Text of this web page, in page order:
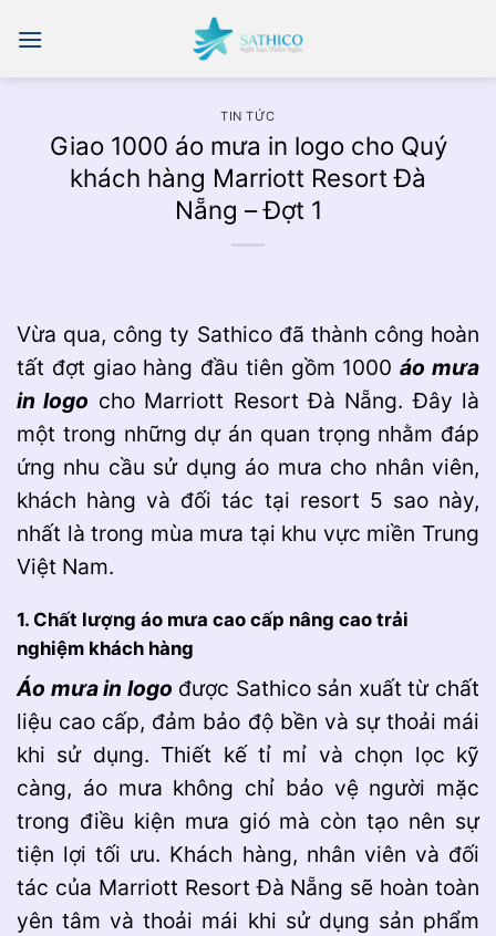
đến
TIN TỨC
Giao 1000 áo mưa in logo cho Quý
khách hàng Marriott Resort Đà
Nẵng – Đợt 1
Vừa qua, công ty Sathico đã thành công hoàn
tất đợt giao hàng đầu tiên gồm 1000áo mưa
in logo cho Marriott Resort Đà Nẵng. Đây là
một trong những dự án quan trọng nhằm đáp
ứng nhu cầu sử dụng áo mưa cho nhân viên,
khách hàng và đối tác tại resort 5 sao này,
nhất là trong mùa mưa tại khu vực miền Trung
Việt Nam.
1. Chất lượng áo mưa cao cấp nâng cao trải
nghiệm khách hàng
Áo mưa in logo được Sathico sản xuất từ chất
liệu cao cấp, đảm bảo độ bền và sự thoải mái
khi sử dụng. Thiết kế tỉ mỉ và chọn lọc kỹ
càng, áo mưa không chỉ bảo vệ người mặc
trong điều kiện mưa gió mà còn tạo nên sự
tiện lợi tối ưu. Khách hàng, nhân viên và đối
tác của Marriott Resort Đà Nẵng sẽ hoàn toàn
yên tâm và thoải mái khi sử dụng sản phẩm